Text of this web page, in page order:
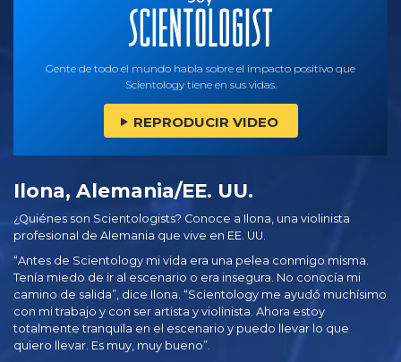
Gente de todo el mundo habla sobre el impacto positivo que
Scientology tiene en sus vidas.
REPRODUCIR VIDEO
Ilona, Alemania/EE. UU.
¿Quiénes son Scientologists? Conoce a Ilona, una violinista
profesional de Alemania que vive en EE. UU.
“Antes de Scientology mi vida era una pelea conmigo misma.
Tenía miedo de ir al escenario o era insegura. No conocía mi
camino de salida”, dice Ilona. “Scientology me ayudó muchísimo
con mi trabajo y con ser artista y violinista. Ahora estoy
totalmente tranquila en el escenario y puedo llevar lo que
quiero llevar. Es muy, muy bueno”.